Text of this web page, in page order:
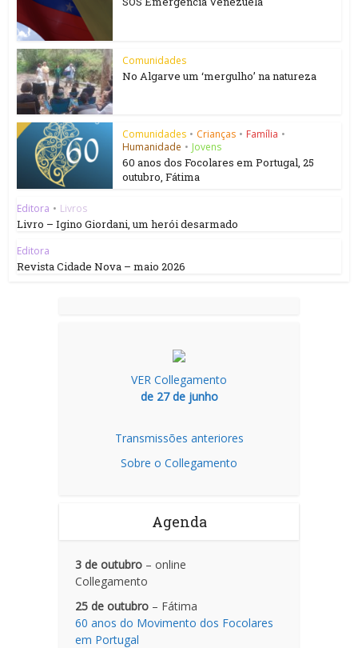
Comunidades
No Algarve um ‘mergulho’ na natureza
Comunidades • Crianças • Família •
Humanidade • Jovens
60 anos dos Focolares em Portugal, 25
outubro, Fátima
Editora • Livros
Livro – Igino Giordani, um herói desarmado
Editora
Revista Cidade Nova – maio 2026
VER Collegamento
de 27 de junho
Transmissões anteriores
Sobre o Collegamento
Agenda
3 de outubro – online
Collegamento
25 de outubro – Fátima
60 anos do Movimento dos Focolares
em Portugal